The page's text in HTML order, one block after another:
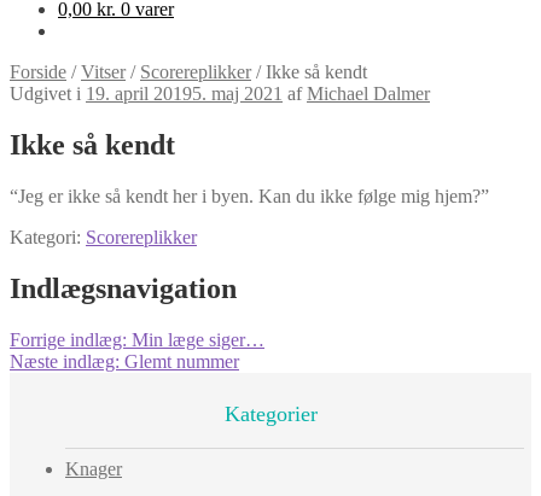
0,00 kr. 0 varer
Forside /Vitser/ Scorereplikker/Ikke så kendt
Udgivet i 19. april 20195. maj 2021 afMichael Dalmer
Ikke så kendt
“Jeg er ikke så kendt her i byen. Kan du ikke følge mig hjem?”
Kategori: Scorereplikker
Indlægsnavigation
Forrige indlæg: Min læge siger…
Næste indlæg: Glemt nummer
Kategorier
Knager